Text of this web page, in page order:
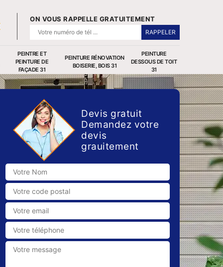
ON VOUS RAPPELLE GRATUITEMENT
PEINTRE ET
PEINTURE DE
FAÇADE 31
PEINTURE RÉNOVATION
BOISERIE, BOIS 31
PEINTURE
DESSOUS DE TOIT
31
Devis gratuit
Demandez votre
devis
grauitement